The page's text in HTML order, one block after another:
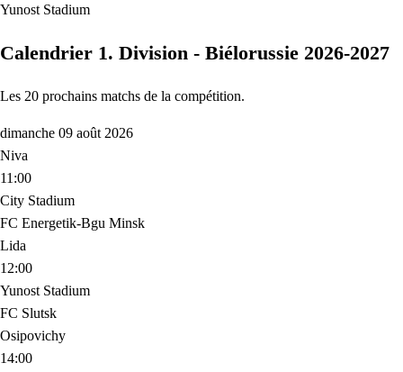
Yunost Stadium
Calendrier 1. Division - Biélorussie 2026-2027
Les 20 prochains matchs de la compétition.
dimanche 09 août 2026
Niva
11:00
City Stadium
FC Energetik-Bgu Minsk
Lida
12:00
Yunost Stadium
FC Slutsk
Osipovichy
14:00